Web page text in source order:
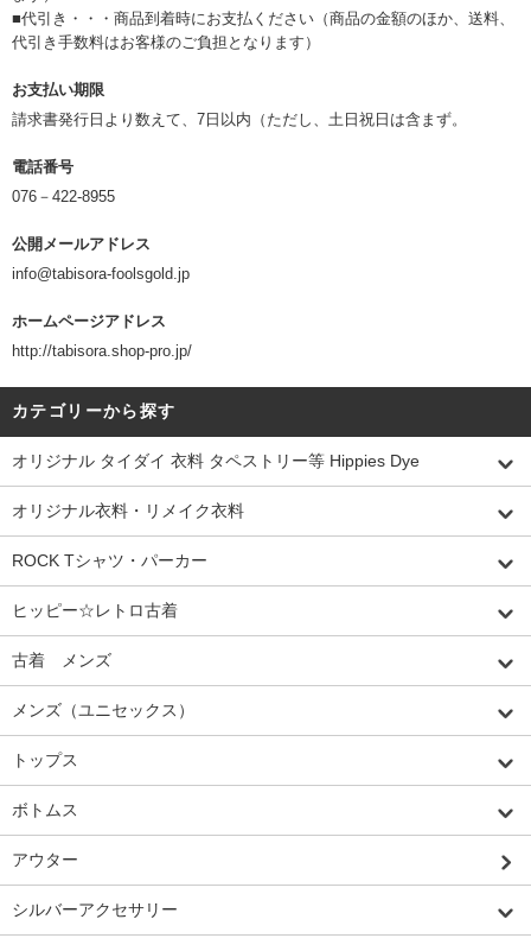
■代引き・・・商品到着時にお支払ください（商品の金額のほか、送料、
代引き手数料はお客様のご負担となります）
お支払い期限
請求書発行日より数えて、7日以内（ただし、土日祝日は含まず。
電話番号
076－422-8955
公開メールアドレス
info@tabisora-foolsgold.jp
ホームページアドレス
http://tabisora.shop-pro.jp/
カテゴリーから探す
オリジナル タイダイ 衣料 タペストリー等 Hippies Dye
オリジナル衣料・リメイク衣料
ROCK Tシャツ・パーカー
ヒッピー☆レトロ古着
古着 メンズ
メンズ（ユニセックス）
トップス
ボトムス
アウター
シルバーアクセサリー